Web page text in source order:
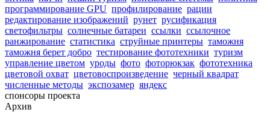
программирование GPU профилирование рации
редактирование изображений рунет русификация
светофильтры солнечные батареи ссылки ссылочное
ранжирование статистика струйные принтеры таможня
таможня берет добро тестирование фототехники туризм
управление цветом уроды фото фоторюкзак фототехника
цветовой охват цветовоспроизведение черный квадрат
численные методы экспозамер яндекс
спонсоры проекта
Архив